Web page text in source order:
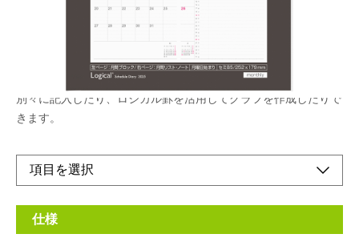
左側は月間カレンダーで一か月の予定を記入。右側は縦軸に日付
が入ったノートになっているので、プロジェクトや家族の予定を
別々に記入したり、ロジカル罫を活用してグラフを作成したりで
きます。
仕様